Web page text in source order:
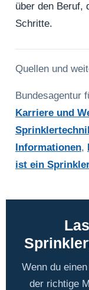
über den Beruf,
Schritte.
Quellen und
Bundesagentur
Karriere und
Informationen,
ist ein
Wenn du
der richtige